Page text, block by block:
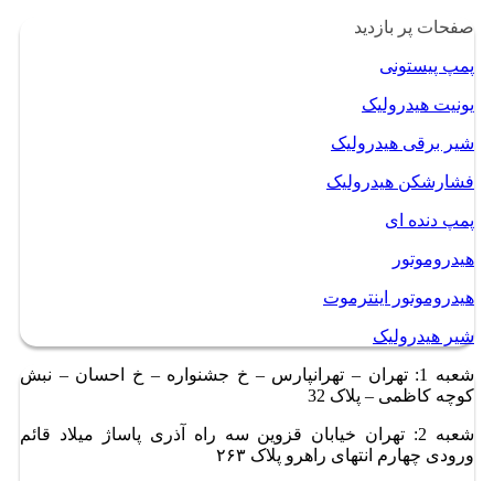
صفحات پر بازدید
پمپ پیستونی
یونیت هیدرولیک
شیر برقی هیدرولیک
فشارشکن هیدرولیک
پمپ دنده ای
هیدروموتور
هیدروموتور اینترموت
شیر هیدرولیک
شعبه 1: تهران – تهرانپارس – خ جشنواره – خ احسان – نبش
کوچه کاظمی – پلاک 32
شعبه 2: تهران خیابان قزوین سه راه آذری پاساژ میلاد قائم
ورودی چهارم انتهای راهرو پلاک ۲۶۳